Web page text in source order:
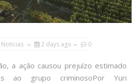
2 days ago 0
a ação causou prejuízo estimado
ao grupo criminosoPor Yuri